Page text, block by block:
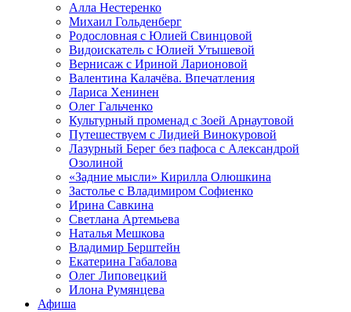
Алла Нестеренко
Михаил Гольденберг
Родословная с Юлией Свинцовой
Видоискатель с Юлией Утышевой
Вернисаж с Ириной Ларионовой
Валентина Калачёва. Впечатления
Лариса Хенинен
Олег Гальченко
Культурный променад с Зоей Арнаутовой
Путешествуем с Лидией Винокуровой
Лазурный Берег без пафоса с Александрой
Озолиной
«Задние мысли» Кирилла Олюшкина
Застолье с Владимиром Софиенко
Ирина Савкина
Светлана Артемьева
Наталья Мешкова
Владимир Берштейн
Екатерина Габалова
Олег Липовецкий
Илона Румянцева
Афиша